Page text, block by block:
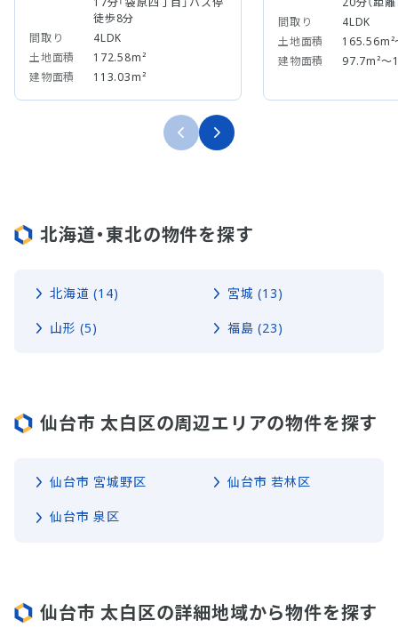
徒歩8分
間取り
4LDK
土地面積
172.58m²
建物面積
113.03m²
間取り
4LDK
土地面積
建物面積
97.7m²～
北海道・東北の物件を探す
北海道 (14) 宮城 (13)
山形 (5) 福島 (23)
仙台市 太白区の周辺エリアの物件を探す
仙台市 宮城野区 仙台市 若林区
仙台市 泉区
仙台市 太白区の詳細地域から物件を探す